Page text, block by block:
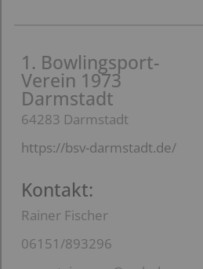
1. Bowlingsport-
Verein 1973
Darmstadt
64283 Darmstadt
https://bsv-darmstadt.de/
Kontakt:
Rainer Fischer
06151/893296